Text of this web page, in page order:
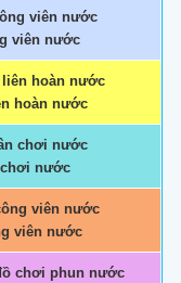
viên nước
hoàn nước
nước
viên nước